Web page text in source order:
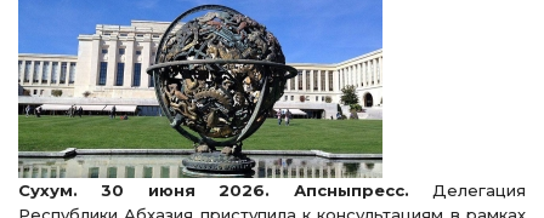
Сухум. 30 июня 2026. Апсныпресс. Делегация